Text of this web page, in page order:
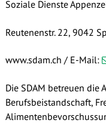
Soziale Dienste
Reutenenstr. 22, 9042
www.sdam.ch / E-Mail:
Die SDAM betreuen
Berufsbeistandschaft,